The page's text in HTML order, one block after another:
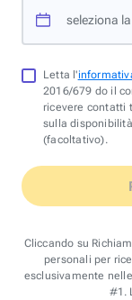
seleziona
Letta l'
2016/679 do il
ricevere contatti
sulla
(facoltativo).
Cliccando su
personali per
esclusivamente
#1.